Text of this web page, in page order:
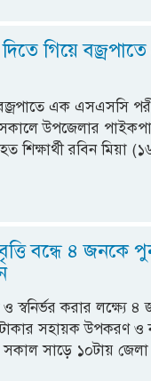
গিয়ে বজ্রপাতে
এক এসএসসি
উপজেলার
শিক্ষার্থী রবিন মিয়া
বন্ধে ৪ জনকে
ও স্বনির্ভর করার লক্ষ্যে
সহায়ক উপকরণ ও
সাড়ে ১০টায় জেলা